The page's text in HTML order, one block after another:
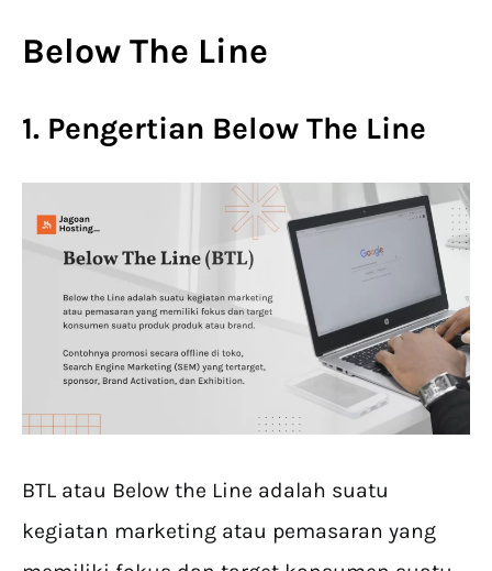
Below The Line
1. Pengertian Below The Line
BTL atau Below the Line adalah suatu
kegiatan marketing atau pemasaran yang